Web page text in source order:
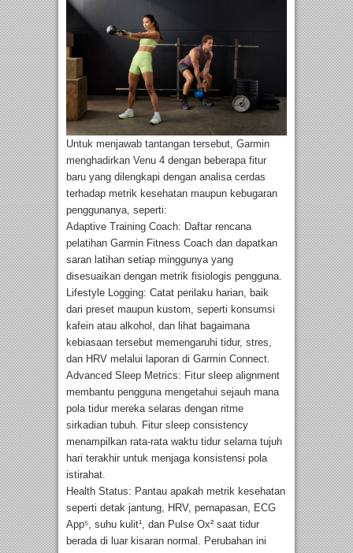
Untuk menjawab tantangan tersebut, Garmin
menghadirkan Venu 4 dengan beberapa fitur
baru yang dilengkapi dengan analisa cerdas
terhadap metrik kesehatan maupun kebugaran
penggunanya, seperti:
Adaptive Training Coach: Daftar rencana
pelatihan Garmin Fitness Coach dan dapatkan
saran latihan setiap minggunya yang
disesuaikan dengan metrik fisiologis pengguna.
Lifestyle Logging: Catat perilaku harian, baik
dari preset maupun kustom, seperti konsumsi
kafein atau alkohol, dan lihat bagaimana
kebiasaan tersebut memengaruhi tidur, stres,
dan HRV melalui laporan di Garmin Connect.
Advanced Sleep Metrics: Fitur sleep alignment
membantu pengguna mengetahui sejauh mana
pola tidur mereka selaras dengan ritme
sirkadian tubuh. Fitur sleep consistency
menampilkan rata-rata waktu tidur selama tujuh
hari terakhir untuk menjaga konsistensi pola
istirahat.
Health Status: Pantau apakah metrik kesehatan
seperti detak jantung, HRV, pernapasan, ECG
App⁵, suhu kulit¹, dan Pulse Ox² saat tidur
berada di luar kisaran normal. Perubahan ini